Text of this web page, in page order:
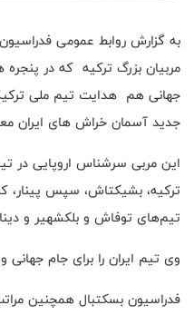
به گزارش روابط عمومی
مربیان بزرگ ترکیه که در
جهانی هم هدایت تیم ملی
جدید آسمان خراش های ایران
این مربی سرشناس اروپایی در
ترکیه، بشیکتاش، سپس پینار،
تیم‌های توفاش و بلکشهیر و
وی تیم ایران را برای جام
فدراسیون بسکتبال همچنین